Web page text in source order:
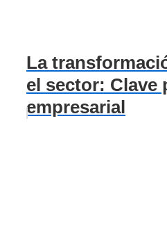
La
el sector: Clave
empresarial